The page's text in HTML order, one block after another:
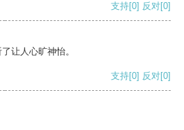
支持[0] 反对[0]
让人心旷神怡。
支持[0] 反对[0]